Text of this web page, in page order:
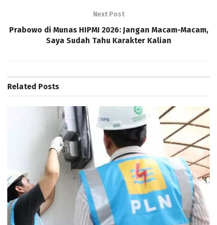
Next Post
Prabowo di Munas HIPMI 2026: Jangan Macam-Macam,
Saya Sudah Tahu Karakter Kalian
Related Posts